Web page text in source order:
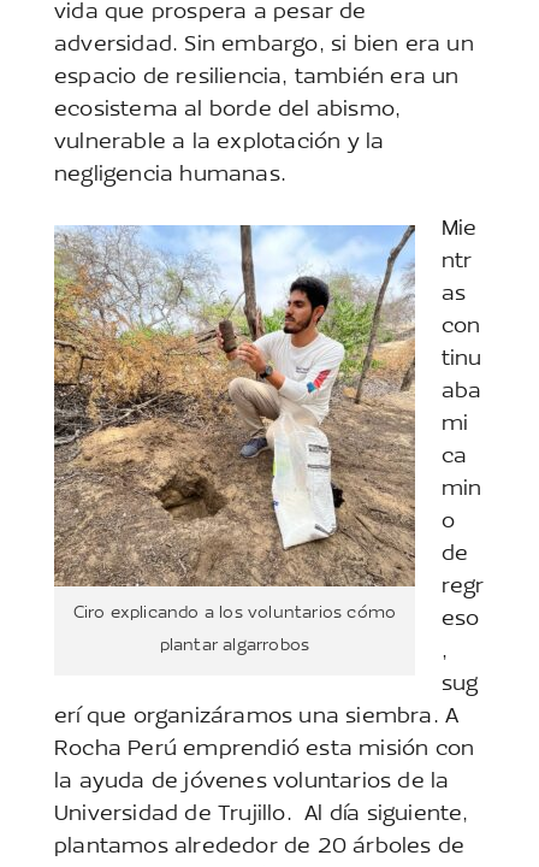
vida que prospera a pesar de
adversidad. Sin embargo, si bien era un
espacio de resiliencia, también era un
ecosistema al borde del abismo,
vulnerable a la explotación y la
negligencia humanas.
Ciro explicando a los voluntarios cómo
plantar algarrobos
Mie
ntr
as
con
tinu
aba
mi
ca
min
o
de
regr
eso
,
sug
erí que organizáramos una siembra. A
Rocha Perú emprendió esta misión con
la ayuda de jóvenes voluntarios de la
Universidad de Trujillo. Al día siguiente,
plantamos alrededor de 20 árboles de